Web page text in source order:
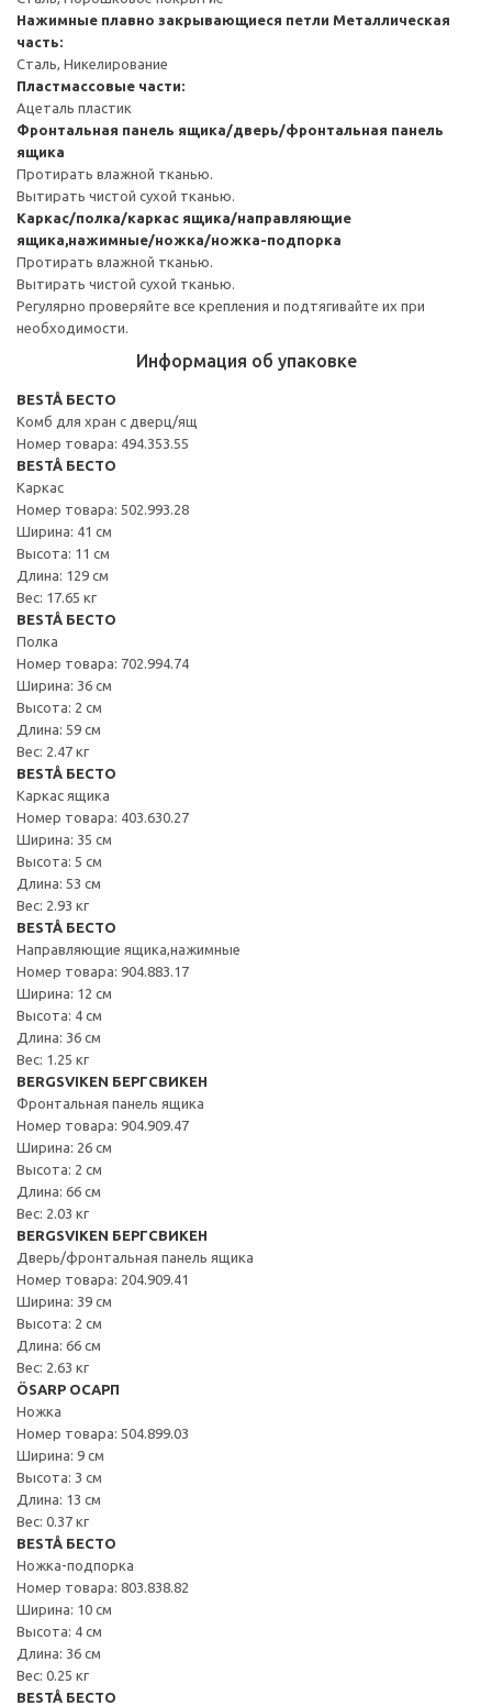
Нажимные плавно закрывающиеся петли Металлическая
часть:
Сталь, Никелирование
Пластмассовые части:
Ацеталь пластик
Фронтальная панель ящика/дверь/фронтальная панель
ящика
Протирать влажной тканью.
Вытирать чистой сухой тканью.
Каркас/полка/каркас ящика/направляющие
ящика,нажимные/ножка/ножка-подпорка
Протирать влажной тканью.
Вытирать чистой сухой тканью.
Регулярно проверяйте все крепления и подтягивайте их при
необходимости.
Информация об упаковке
BESTÅ БЕСТО
Комб для хран с дверц/ящ
Номер товара: 494.353.55
BESTÅ БЕСТО
Каркас
Номер товара: 502.993.28
Ширина: 41 см
Высота: 11 см
Длина: 129 см
Вес: 17.65 кг
BESTÅ БЕСТО
Полка
Номер товара: 702.994.74
Ширина: 36 см
Высота: 2 см
Длина: 59 см
Вес: 2.47 кг
BESTÅ БЕСТО
Каркас ящика
Номер товара: 403.630.27
Ширина: 35 см
Высота: 5 см
Длина: 53 см
Вес: 2.93 кг
BESTÅ БЕСТО
Направляющие ящика,нажимные
Номер товара: 904.883.17
Ширина: 12 см
Высота: 4 см
Длина: 36 см
Вес: 1.25 кг
BERGSVIKEN БЕРГСВИКЕН
Фронтальная панель ящика
Номер товара: 904.909.47
Ширина: 26 см
Высота: 2 см
Длина: 66 см
Вес: 2.03 кг
BERGSVIKEN БЕРГСВИКЕН
Дверь/фронтальная панель ящика
Номер товара: 204.909.41
Ширина: 39 см
Высота: 2 см
Длина: 66 см
Вес: 2.63 кг
ÖSARP ОСАРП
Ножка
Номер товара: 504.899.03
Ширина: 9 см
Высота: 3 см
Длина: 13 см
Вес: 0.37 кг
BESTÅ БЕСТО
Ножка-подпорка
Номер товара: 803.838.82
Ширина: 10 см
Высота: 4 см
Длина: 36 см
Вес: 0.25 кг
BESTÅ БЕСТО